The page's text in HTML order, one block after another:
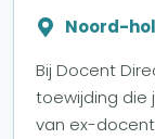
Noord-
Bij Docent
toewijding die
van ex-